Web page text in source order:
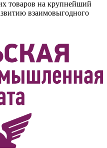
товаров на крупнейший
взаимовыгодного